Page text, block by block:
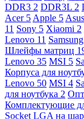
DDR3 2 DDR3L 2
Acer 5 Apple 5 Asus
11 Sony 5 Xiaomi 2
Lenovo 11 Samsung
Шлейфы матриц
Lenovo 35 MSI 5
Корпуса для
Lenovo 50 MSI 4
для ноутбука 2
Комплектующие
Socket LGA на